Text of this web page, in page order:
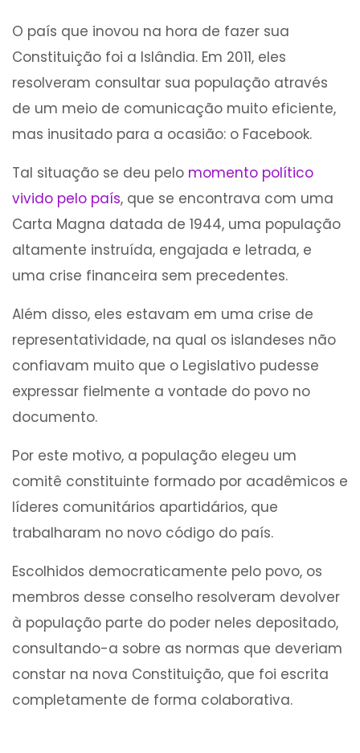
O país que inovou na hora de fazer sua
Constituição foi a Islândia. Em 2011, eles
resolveram consultar sua população através
de um meio de comunicação muito eficiente,
mas inusitado para a ocasião: o Facebook.
Tal situação se deu pelo momento político
vivido pelo país, que se encontrava com uma
Carta Magna datada de 1944, uma população
altamente instruída, engajada e letrada, e
uma crise financeira sem precedentes.
Além disso, eles estavam em uma crise de
representatividade, na qual os islandeses não
confiavam muito que o Legislativo pudesse
expressar fielmente a vontade do povo no
documento.
Por este motivo, a população elegeu um
comitê constituinte formado por acadêmicos e
líderes comunitários apartidários, que
trabalharam no novo código do país.
Escolhidos democraticamente pelo povo, os
membros desse conselho resolveram devolver
à população parte do poder neles depositado,
consultando-a sobre as normas que deveriam
constar na nova Constituição, que foi escrita
completamente de forma colaborativa.